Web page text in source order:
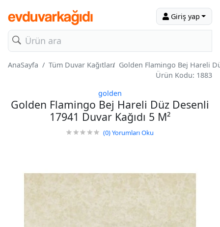
Giriş yap
AnaSayfa Tüm Duvar Kağıtları Golden Flamingo Bej Hareli
Ürün Kodu: 1883
golden
Golden Flamingo Bej Hareli Düz Desenli
17941 Duvar Kağıdı 5 M²
(0)Yorumları Oku